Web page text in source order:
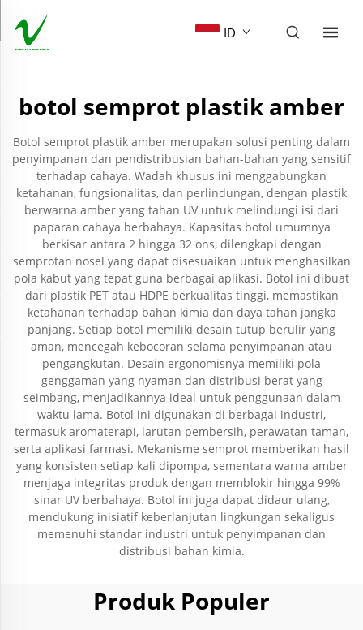
ID
botol semprot plastik amber
Botol semprot plastik amber merupakan solusi penting dalam
penyimpanan dan pendistribusian bahan-bahan yang sensitif
terhadap cahaya. Wadah khusus ini menggabungkan
ketahanan, fungsionalitas, dan perlindungan, dengan plastik
berwarna amber yang tahan UV untuk melindungi isi dari
paparan cahaya berbahaya. Kapasitas botol umumnya
berkisar antara 2 hingga 32 ons, dilengkapi dengan
semprotan nosel yang dapat disesuaikan untuk menghasilkan
pola kabut yang tepat guna berbagai aplikasi. Botol ini dibuat
dari plastik PET atau HDPE berkualitas tinggi, memastikan
ketahanan terhadap bahan kimia dan daya tahan jangka
panjang. Setiap botol memiliki desain tutup berulir yang
aman, mencegah kebocoran selama penyimpanan atau
pengangkutan. Desain ergonomisnya memiliki pola
genggaman yang nyaman dan distribusi berat yang
seimbang, menjadikannya ideal untuk penggunaan dalam
waktu lama. Botol ini digunakan di berbagai industri,
termasuk aromaterapi, larutan pembersih, perawatan taman,
serta aplikasi farmasi. Mekanisme semprot memberikan hasil
yang konsisten setiap kali dipompa, sementara warna amber
menjaga integritas produk dengan memblokir hingga 99%
sinar UV berbahaya. Botol ini juga dapat didaur ulang,
mendukung inisiatif keberlanjutan lingkungan sekaligus
memenuhi standar industri untuk penyimpanan dan
distribusi bahan kimia.
Produk Populer